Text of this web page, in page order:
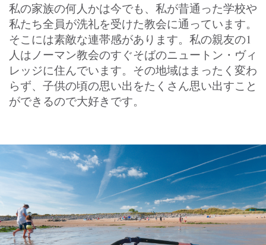
私の家族の何人かは今でも、私が昔通った学校や
私たち全員が洗礼を受けた教会に通っています。
そこには素敵な連帯感があります。私の親友の1
人はノーマン教会のすぐそばのニュートン・ヴィ
レッジに住んでいます。その地域はまったく変わ
らず、子供の頃の思い出をたくさん思い出すこと
ができるので大好きです。